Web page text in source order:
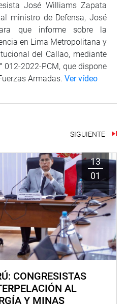
José Williams Zapata
ministro de Defensa, José
que informe sobre la
en Lima Metropolitana y
del Callao, mediante
012-2022-PCM, que dispone
Armadas. Ver vídeo
SIGUIENTE
13
01
CONGRESISTAS
AL
Y MINAS